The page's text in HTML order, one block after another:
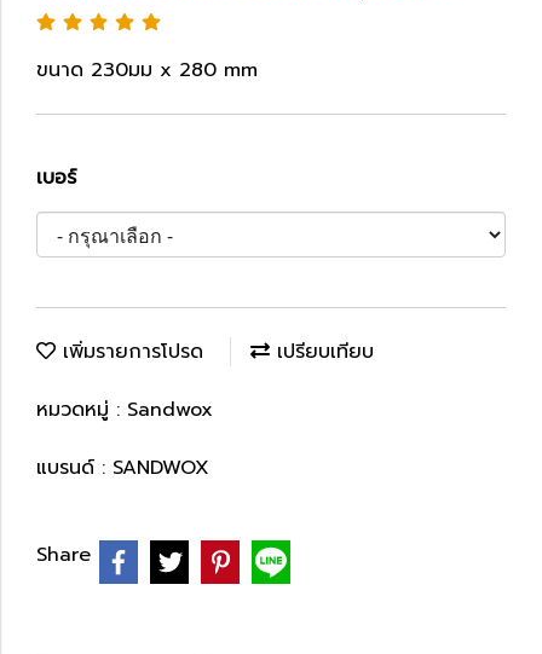
ขนาด 230มม x 280 mm
เบอร์
เพิ่มรายการโปรด
เปรียบเทียบ
หมวดหมู่ : Sandwox
แบรนด์ : SANDWOX
Share